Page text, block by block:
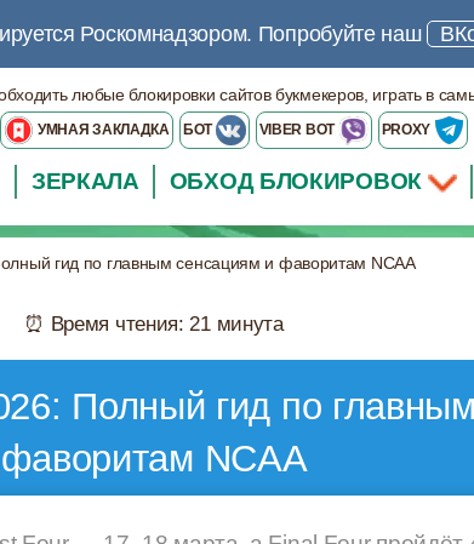
Роскомнадзором. Попробуйте наш
любые блокировки сайтов букмекеров, играть в
PROXY
VIBER BOT
БОТ
УМНАЯ ЗАКЛАДКА
ЗЕРКАЛА ОБХОД БЛОКИРОВОК
гид по главным сенсациям и фаворитам NCAA
⏰ Время чтения: 21 минута
Полный гид по
фаворитам NCAA